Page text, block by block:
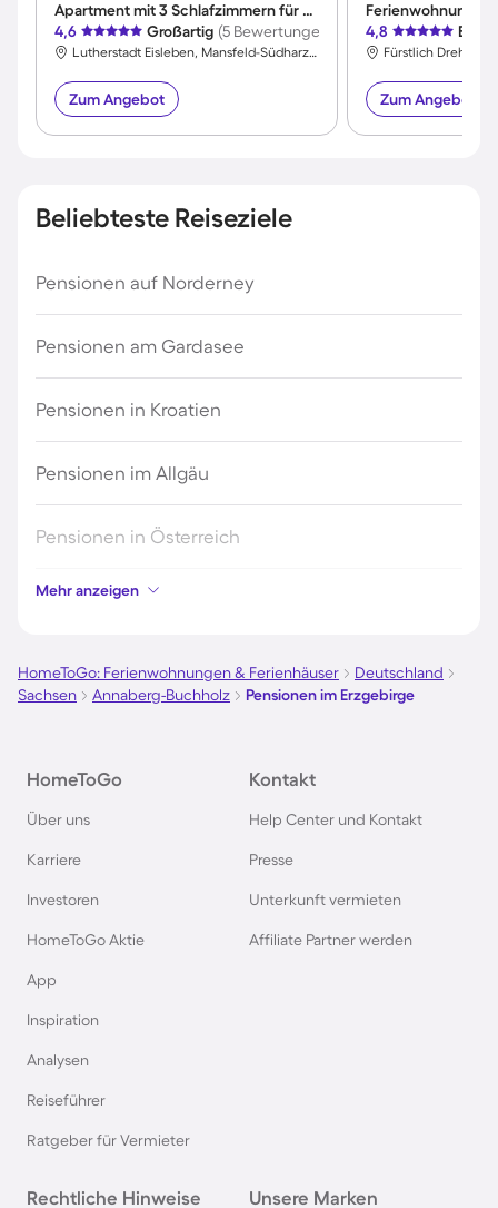
Apartment mit 3 Schlafzimmern für 6 Personen
4,6
Großartig (5 Bewertungen)
Lutherstadt Eisleben, Mansfeld-Südharz, Deutschland
Zum Angebot
4,8
Fürstlich Drehna,
Zum Angebot
Beliebteste Reiseziele
Pensionen auf Norderney
Pensionen am Gardasee
Pensionen in Kroatien
Pensionen im Allgäu
Pensionen in Österreich
Pensionen in Hamburg
Pensionen in Berlin
Pensionen in Oberstdorf
Pensionen in Schweden
Pensionen in Holland
Pensionen im Bayerischen Wald
Mehr anzeigen
HomeToGo: Ferienwohnungen & Ferienhäuser
Deutschland
Sachsen
Annaberg-Buchholz Pensionen im Erzgebirge
HomeToGo
Über uns
Karriere
Investoren
HomeToGo Aktie
App
Inspiration
Analysen
Reiseführer
Ratgeber für Vermieter
Kontakt
Help Center und Kontakt
Presse
Unterkunft vermieten
Affiliate Partner werden
Rechtliche Hinweise Unsere Marken